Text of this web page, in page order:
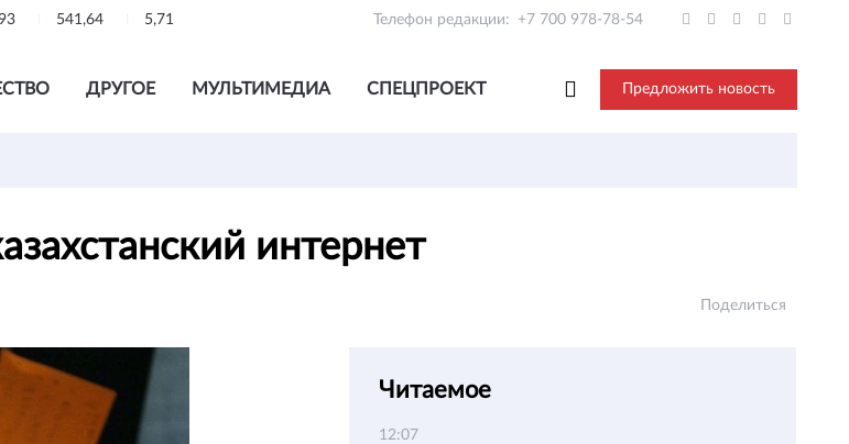
541,64 5,71 Телефон редакции: +7 700 978-78-54
ДРУГОЕ МУЛЬТИМЕДИА СПЕЦПРОЕКТ Предложить новость
интернет
Поделиться
Читаемое
12:07